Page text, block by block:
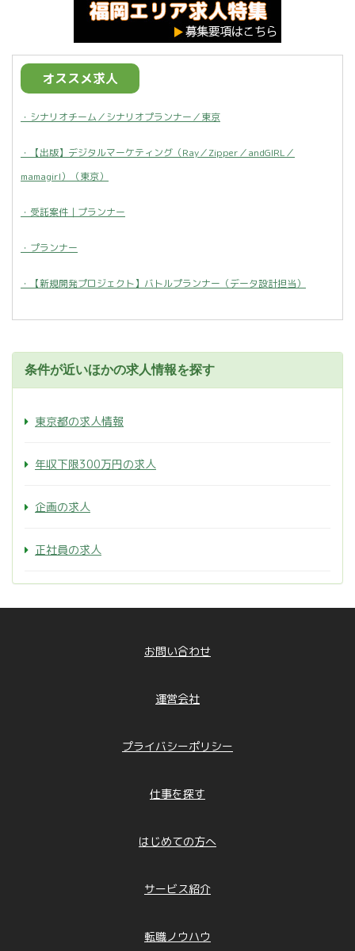
オススメ求人
・シナリオチーム／シナリオプランナー／東京
・【出版】デジタルマーケティング（Ray／Zipper／andGIRL／
mamagirl）（東京）
・受託案件｜プランナー
・プランナー
・【新規開発プロジェクト】バトルプランナー（データ設計担当）
条件が近いほかの求人情報を探す
東京都の求人情報
年収下限300万円の求人
企画の求人
正社員の求人
お問い合わせ
運営会社
プライバシーポリシー
仕事を探す
はじめての方へ
サービス紹介
転職ノウハウ